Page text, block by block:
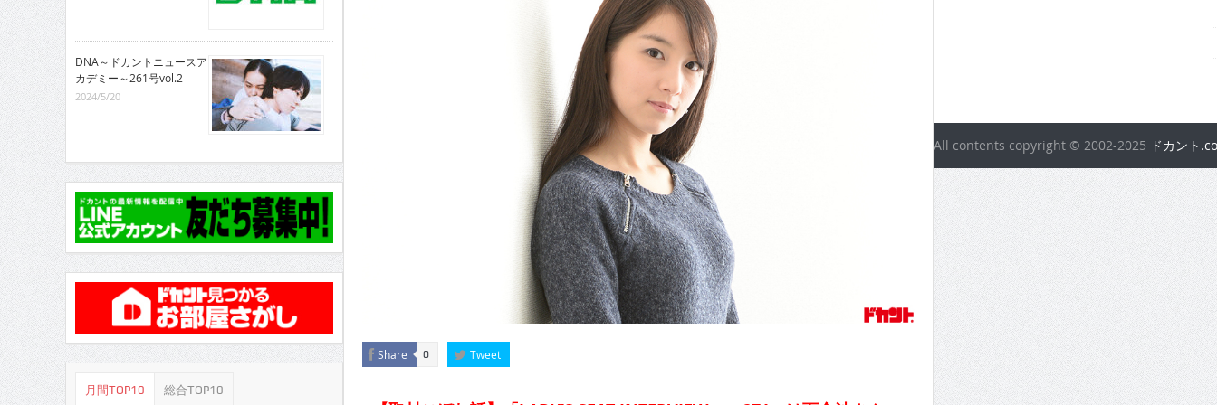
CINEMA×STYLE 286号
CINEMA×STYLE 285号
CINEMA×STYLE 294号
Share 0 Tweet
DNA～ドカントニュースア
カデミー～261号vol.2
2024/5/20
月間TOP10 総合TOP10
All contents copyright © 2002-2025 ドカント